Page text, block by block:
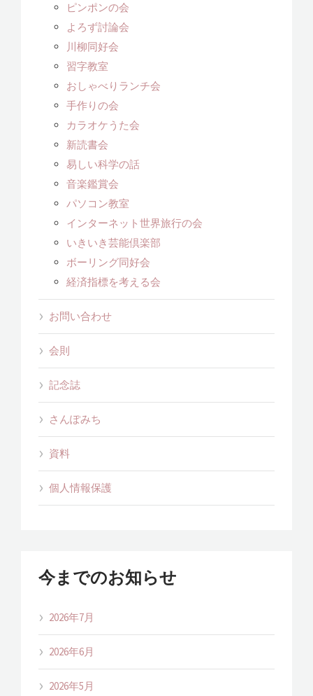
ピンポンの会
よろず討論会
川柳同好会
習字教室
おしゃべりランチ会
手作りの会
カラオケうた会
新読書会
易しい科学の話
音楽鑑賞会
パソコン教室
インターネット世界旅行の会
いきいき芸能倶楽部
ボーリング同好会
経済指標を考える会
お問い合わせ
会則
記念誌
さんぽみち
資料
個人情報保護
今までのお知らせ
2026年7月
2026年6月
2026年5月